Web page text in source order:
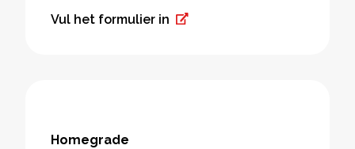
Vul het formulier in
Homegrade